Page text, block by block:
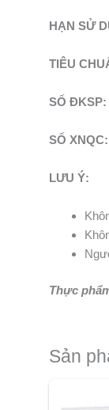
HẠN SỬ
TIÊU
SỐ ĐKSP:
SỐ XNQC:
LƯU Ý:
Thực
Sản